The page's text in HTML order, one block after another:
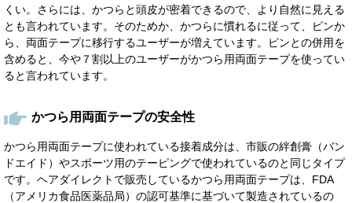
くい。さらには、かつらと頭皮が密着できるので、より自然に見える
とも言われています。そのためか、かつらに慣れるに従って、ピンか
ら、両面テープに移行するユーザーが増えています。ピンとの併用を
含めると、今や７割以上のユーザーがかつら用両面テープを使ってい
ると言われています。
かつら用両面テープの安全性
かつら用両面テープに使われている接着成分は、市販の絆創膏（バン
ドエイド）やスポーツ用のテーピングで使われているのと同じタイプ
です。ヘアダイレクトで販売しているかつら用両面テープは、FDA
（アメリカ食品医薬品局）の認可基準に基づいて製造されているの